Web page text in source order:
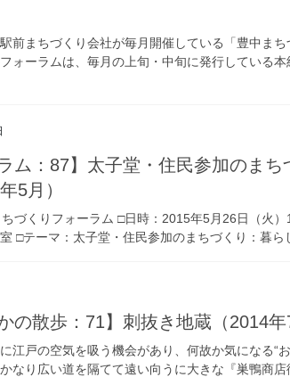
前まちづくり会社が毎月開催している「豊中ま
ォーラムは、毎月の上旬・中旬に発行している
ラム：87】太子堂・住民参加のま
5月）
づくりフォーラム □日時：2015年5月26日（火
□テーマ：太子堂・住民参加のまちづくり：暮
の散歩：71】刺抜き地蔵（2014年
江戸の空気を吸う機会があり、何故か気になる“
なり広い道を隔てて遠い向うに大きな『巣鴨商